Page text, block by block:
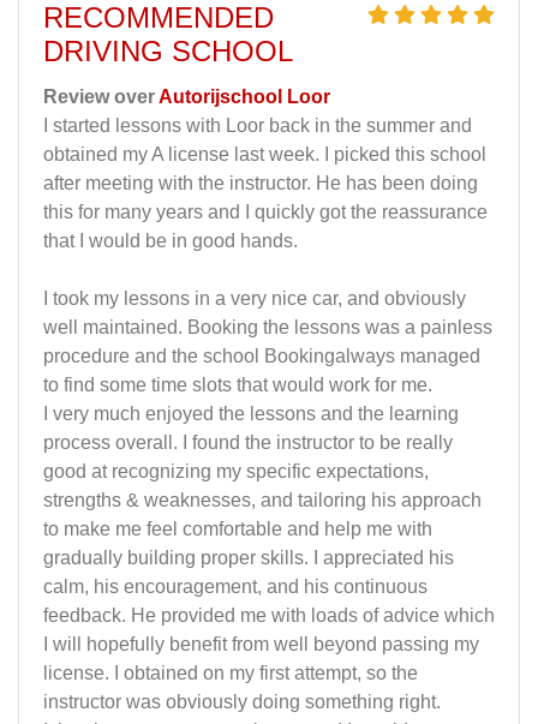
RECOMMENDED
DRIVING SCHOOL
Review overAutorijschool Loor
I started lessons with Loor back in the summer and
obtained my A license last week. I picked this school
after meeting with the instructor. He has been doing
this for many years and I quickly got the reassurance
that I would be in good hands.
I took my lessons in a very nice car, and obviously
well maintained. Booking the lessons was a painless
procedure and the school Bookingalways managed
to find some time slots that would work for me.
I very much enjoyed the lessons and the learning
process overall. I found the instructor to be really
good at recognizing my specific expectations,
strengths & weaknesses, and tailoring his approach
to make me feel comfortable and help me with
gradually building proper skills. I appreciated his
calm, his encouragement, and his continuous
feedback. He provided me with loads of advice which
I will hopefully benefit from well beyond passing my
license. I obtained on my first attempt, so the
instructor was obviously doing something right.